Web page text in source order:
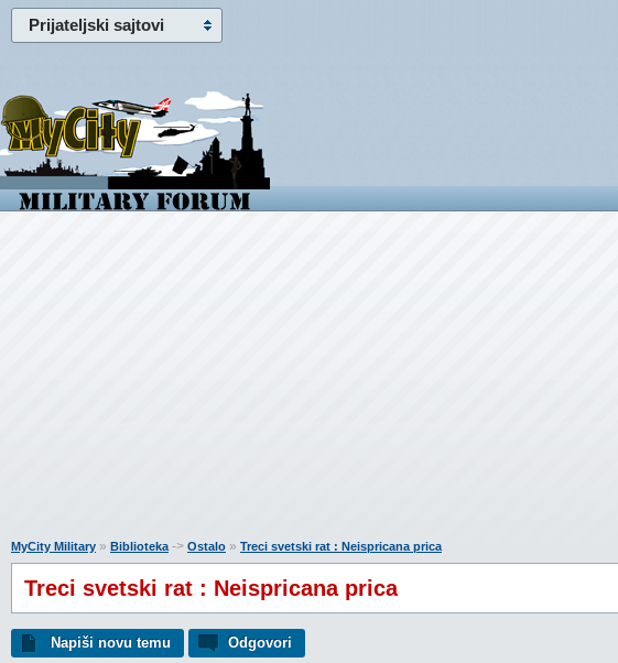
Prijateljski sajtovi
MyCity Military » Biblioteka-> Ostalo » Treci svetski rat : Neispricana prica
Treci svetski rat : Neispricana prica
Napiši novu temu Odgovori